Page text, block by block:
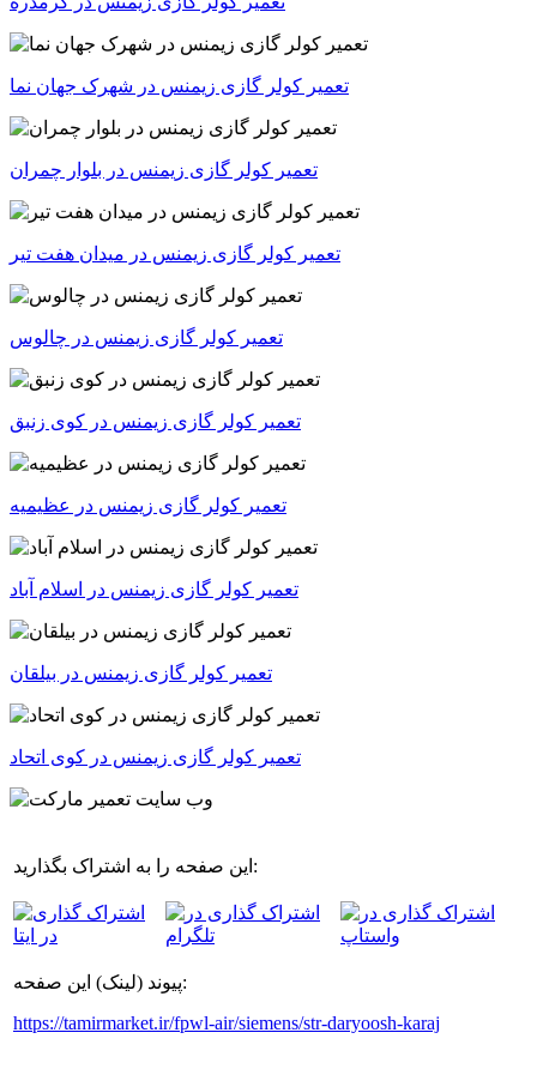
تعمیر کولر گازی زیمنس در شهرک جهان نما
تعمیر کولر گازی زیمنس در بلوار چمران
تعمیر کولر گازی زیمنس در میدان هفت تیر
تعمیر کولر گازی زیمنس در چالوس
تعمیر کولر گازی زیمنس در کوی زنبق
تعمیر کولر گازی زیمنس در عظیمیه
تعمیر کولر گازی زیمنس در اسلام آباد
تعمیر کولر گازی زیمنس در بیلقان
تعمیر کولر گازی زیمنس در کوی اتحاد
این صفحه را به اشتراک بگذارید:
پیوند (لینک) این صفحه:
https://tamirmarket.ir/fpwl-air/siemens/str-daryoosh-karaj